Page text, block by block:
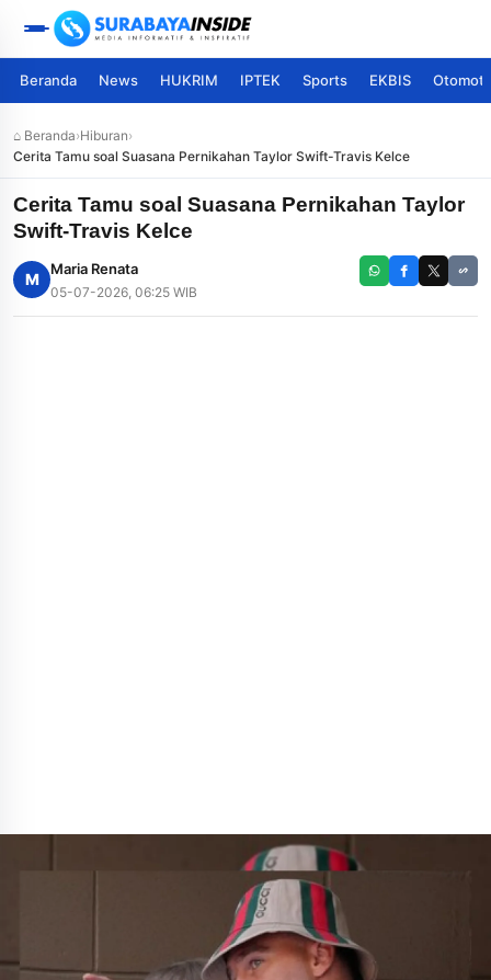
Beranda News HUKRIM IPTEK Sports EKBIS
⌂ Beranda›Hiburan›
Cerita Tamu soal Suasana Pernikahan Taylor Swift-Travis Kelce
Cerita Tamu soal Suasana Pernikahan Taylor
Swift-Travis Kelce
M
Maria Renata
05-07-2026, 06:25 WIB